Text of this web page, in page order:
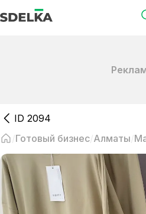
ID 2094
Готовый бизнес Алматы